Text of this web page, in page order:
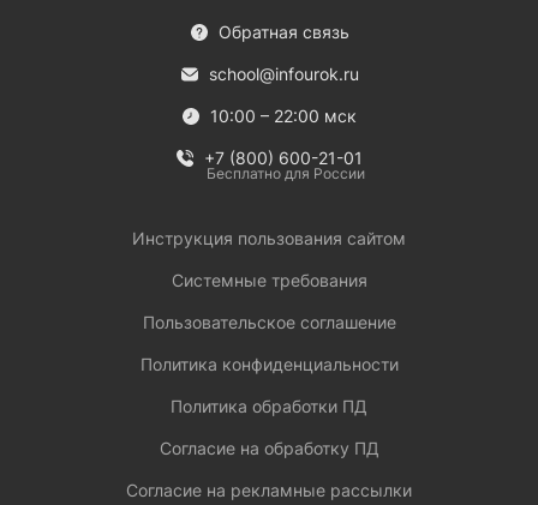
Обратная связь
school@infourok.ru
10:00 – 22:00 мск
+7 (800) 600-21-01
Бесплатно для России
Инструкция пользования сайтом
Системные требования
Пользовательское соглашение
Политика конфиденциальности
Политика обработки ПД
Согласие на обработку ПД
Согласие на рекламные рассылки